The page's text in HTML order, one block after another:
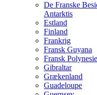
De Franske
Antarktis
Estland
Finland
Frankrig
Fransk Guyana
Fransk
Gibraltar
Grækenland
Guadeloupe